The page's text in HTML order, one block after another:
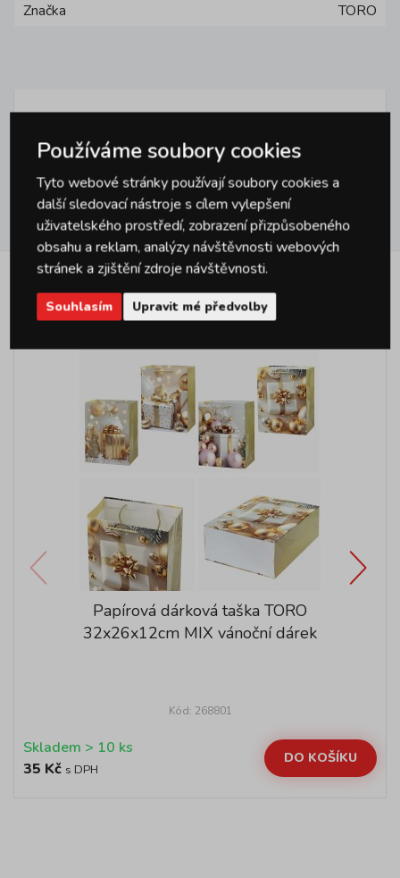
Značka TORO
Dotazy
Hodnocení 0
Podobné produkty
Papírová dárková taška TORO
32x26x12cm MIX vánoční dárek
Kód: 268801
Skladem > 10 ks
35 Kč s DPH
DO KOŠÍKU
Používáme soubory cookies
Tyto webové stránky používají soubory cookies a
další sledovací nástroje s cílem vylepšení
uživatelského prostředí, zobrazení přizpůsobeného
obsahu a reklam, analýzy návštěvnosti webových
stránek a zjištění zdroje návštěvnosti.
Souhlasím Upravit mé předvolby